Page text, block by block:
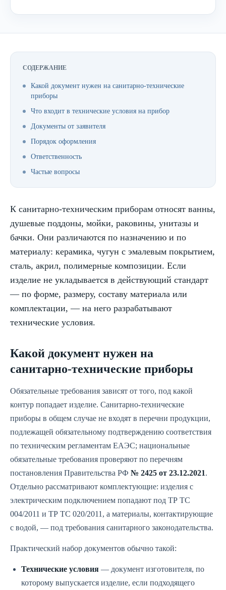
СОДЕРЖАНИЕ
Какой документ нужен на санитарно-технические
приборы
Что входит в технические условия на прибор
Документы от заявителя
Порядок оформления
Ответственность
Частые вопросы
К санитарно-техническим приборам относят ванны,
душевые поддоны, мойки, раковины, унитазы и
бачки. Они различаются по назначению и по
материалу: керамика, чугун с эмалевым покрытием,
сталь, акрил, полимерные композиции. Если
изделие не укладывается в действующий стандарт
— по форме, размеру, составу материала или
комплектации, — на него разрабатывают
технические условия.
Какой документ нужен на
санитарно-технические приборы
Обязательные требования зависят от того, под какой
контур попадает изделие. Санитарно-технические
приборы в общем случае не входят в перечни продукции,
подлежащей обязательному подтверждению соответствия
по техническим регламентам ЕАЭС; национальные
обязательные требования проверяют по перечням
постановления Правительства РФ № 2425 от 23.12.2021.
Отдельно рассматривают комплектующие: изделия с
электрическим подключением попадают под ТР ТС
004/2011 и ТР ТС 020/2011, а материалы, контактирующие
с водой, — под требования санитарного законодательства.
Практический набор документов обычно такой:
Технические условия — документ изготовителя, по
которому выпускается изделие, если подходящего